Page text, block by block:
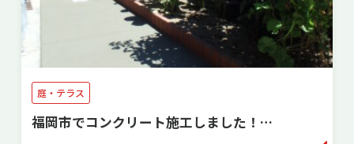
庭・テラス
福岡市でコンクリート施工しました！…